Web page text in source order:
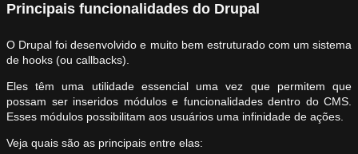
Principais funcionalidades do Drupal
O Drupal foi desenvolvido e muito bem estruturado com um sistema
de hooks (ou callbacks).
Eles têm uma utilidade essencial uma vez que permitem que
possam ser inseridos módulos e funcionalidades dentro do CMS.
Esses módulos possibilitam aos usuários uma infinidade de ações.
Veja quais são as principais entre elas: